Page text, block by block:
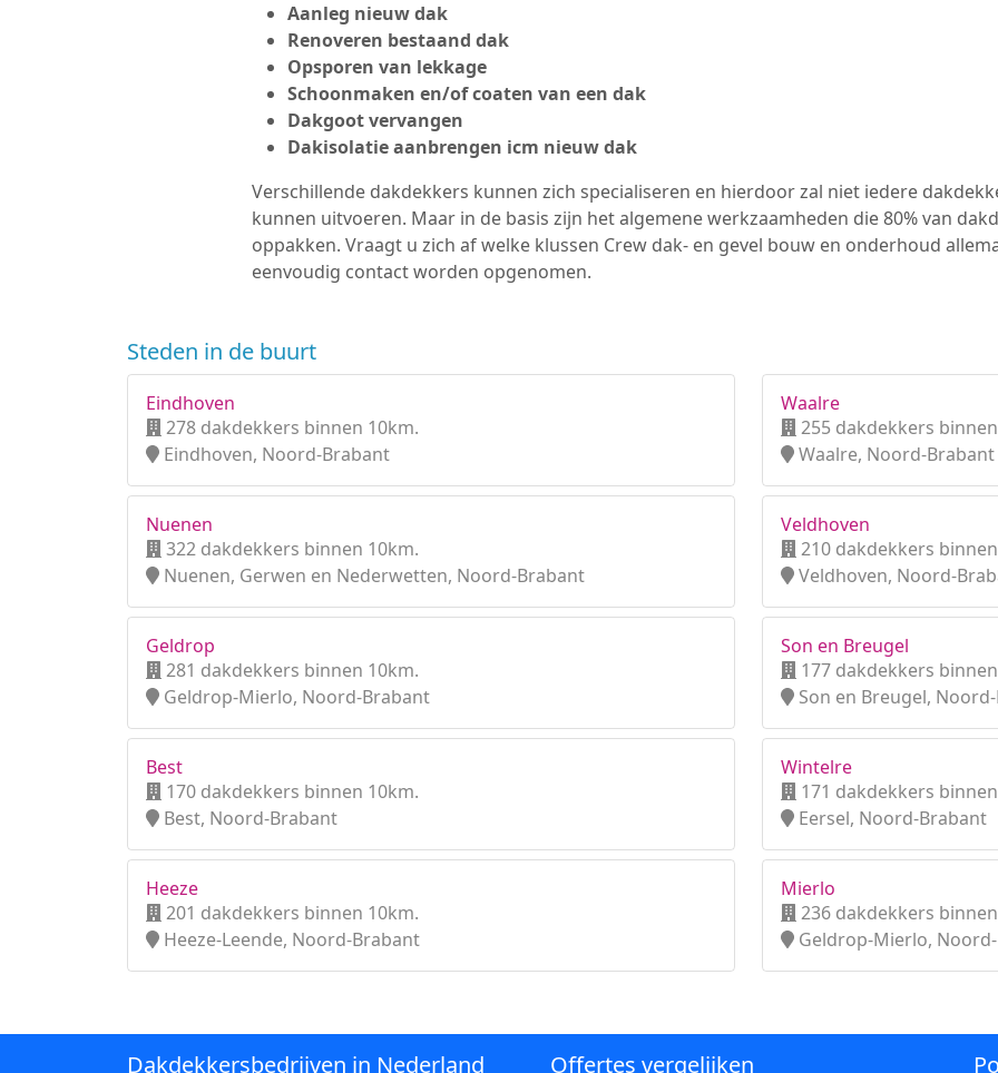
Aanleg nieuw dak
Renoveren bestaand dak
Opsporen van lekkage
Schoonmaken en/of coaten van een dak
Dakgoot vervangen
Dakisolatie aanbrengen icm nieuw dak
Verschillende dakdekkers kunnen zich specialiseren en hierdoor zal niet iedere
kunnen uitvoeren. Maar in de basis zijn het algemene werkzaamheden die 80% van
oppakken. Vraagt u zich af welke klussen Crew dak- en gevel bouw en onderhoud
eenvoudig contact worden opgenomen.
Steden in de buurt
Eindhoven
278 dakdekkers binnen 10km.
Eindhoven, Noord-Brabant
Waalre
255 dakdekkers
Waalre, Noord-Brabant
Nuenen
322 dakdekkers binnen 10km.
Nuenen, Gerwen en Nederwetten, Noord-Brabant
Veldhoven
210 dakdekkers
Veldhoven, Noord-
Geldrop
281 dakdekkers binnen 10km.
Geldrop-Mierlo, Noord-Brabant
Son en Breugel
177 dakdekkers
Son en Breugel,
Best
170 dakdekkers binnen 10km.
Best, Noord-Brabant
Wintelre
171 dakdekkers
Eersel, Noord-Brabant
Heeze
201 dakdekkers binnen 10km.
Heeze-Leende, Noord-Brabant
Mierlo
236 dakdekkers
Geldrop-Mierlo,
Dakdekkersbedrijven in Nederland Offertes vergelijken